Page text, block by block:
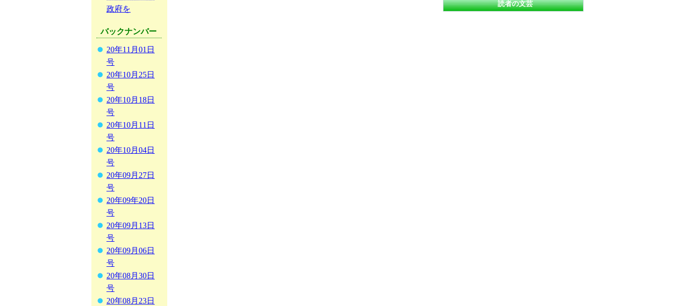
政府を
バックナンバー
20年11月01日
号
20年10月25日
号
20年10月18日
号
20年10月11日
号
20年10月04日
号
20年09月27日
号
20年09年20日
号
20年09月13日
号
20年09月06日
号
20年08月30日
号
20年08月23日
読者の文芸